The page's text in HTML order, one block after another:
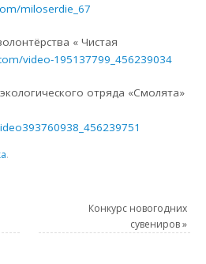
miloserdie_67
« Чистая
video-195137799_456239034
отряда «Смолята»
.
Конкурс новогодних
сувениров»